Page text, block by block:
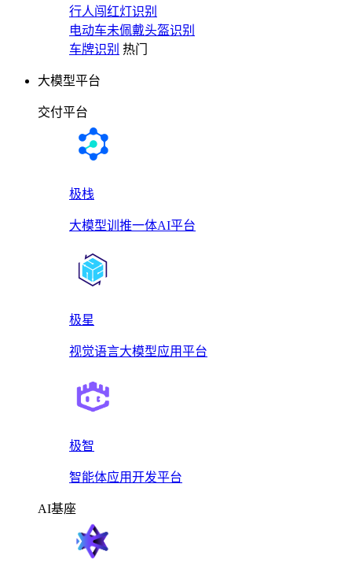
行人闯红灯识别
电动车未佩戴头盔识别
车牌识别 热门
大模型平台
交付平台
极栈
大模型训推一体AI平台
极星
视觉语言大模型应用平台
极智
智能体应用开发平台
AI基座